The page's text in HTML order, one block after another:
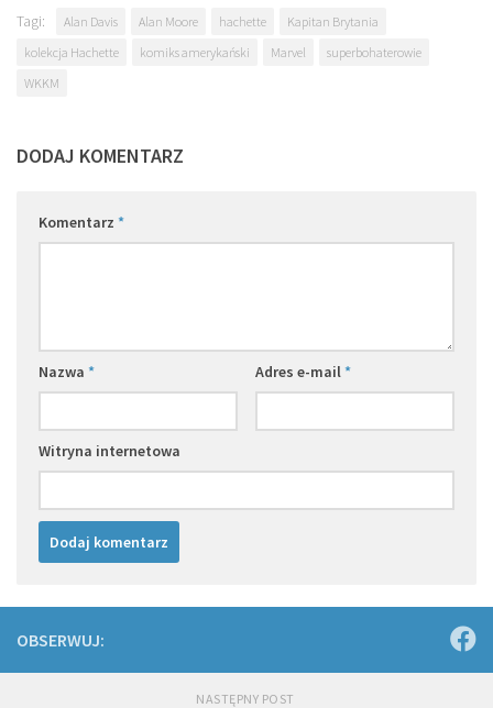
Tagi: Alan Davis Alan Moore hachette
Kapitan Brytania
kolekcja Hachette
komiks amerykański Marvel
superbohaterowie
WKKM
DODAJ KOMENTARZ
Komentarz *
Nazwa * Adres e-mail*
Witryna internetowa
OBSERWUJ:
NASTĘPNY POST